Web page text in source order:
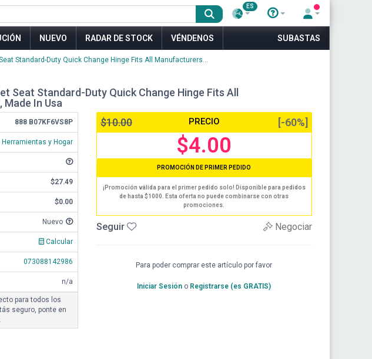
ES
NUEVO RADAR DE STOCK VÉNDENOS SUBASTAS
Standard-Duty Quick Change Hinge Fits All Manufacturers...
Seat Standard-Duty Quick Change Hinge Fits All
In Usa
888 B07KF6VS8P
Herramientas y Hogar
$27.49
$0.00
Nuevo
Calcular
073088142986
n/a
para todos los
seguro, ponte en
$10.00 PRECIO [-60%]
$4.00
PROMOCIÓN DE PRIMER PEDIDO
¡Promoción válida para el primer pedido solo! Disponible para pedidos
de hasta $1000. Esta oferta no puede combinarse con otras
promociones.
Seguir Negociar
Para poder comprar este artículo por favor
Iniciar Sesión o Registrarse (es GRATIS)